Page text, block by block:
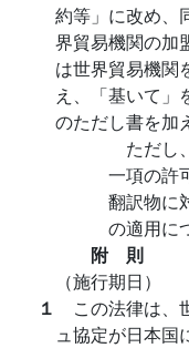
約等」に改め、
界貿易機関の加
は世界貿易機関
え、「基いて」
のただし書を加
ただし
一項の許
翻訳物に
の適用に
附 則
（施行期日）
１ この法律は、
ュ協定が日本国